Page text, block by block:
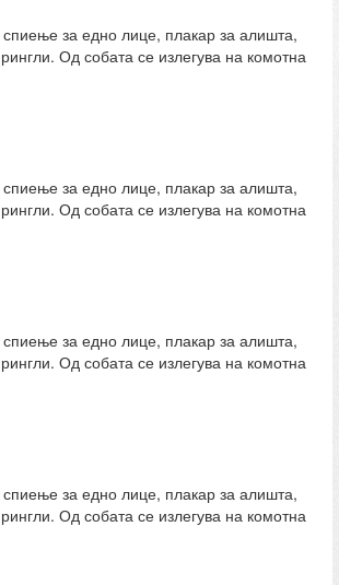
за едно лице, плакар за алишта,
Од собата се излегува на комотна
за едно лице, плакар за алишта,
Од собата се излегува на комотна
за едно лице, плакар за алишта,
Од собата се излегува на комотна
за едно лице, плакар за алишта,
Од собата се излегува на комотна